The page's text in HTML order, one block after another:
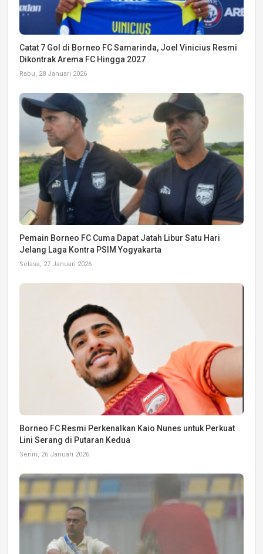
Catat 7 Gol di Borneo FC Samarinda, Joel Vinicius Resmi
Dikontrak Arema FC Hingga 2027
Rabu, 28 Januari 2026
Pemain Borneo FC Cuma Dapat Jatah Libur Satu Hari
Jelang Laga Kontra PSIM Yogyakarta
Selasa, 27 Januari 2026
Borneo FC Resmi Perkenalkan Kaio Nunes untuk Perkuat
Lini Serang di Putaran Kedua
Senin, 26 Januari 2026